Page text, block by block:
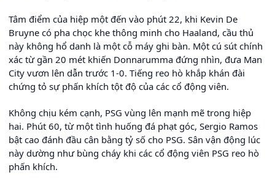
Tâm điểm của hiệp một đến vào phút 22, khi Kevin De
Bruyne có pha chọc khe thông minh cho Haaland, cầu thủ
này không hổ danh là một cỗ máy ghi bàn. Một cú sút chính
xác từ gần 20 mét khiến Donnarumma đứng nhìn, đưa Man
City vươn lên dẫn trước 1-0. Tiếng reo hò khắp khán đài
chứng tỏ sự phấn khích tột độ của các cổ động viên.
Không chịu kém cạnh, PSG vùng lên mạnh mẽ trong hiệp
hai. Phút 60, từ một tình huống đá phạt góc, Sergio Ramos
bật cao đánh đầu cân bằng tỷ số cho PSG. Sân vận động lúc
này dường như bùng cháy khi các cổ động viên PSG reo hò
phấn khích.